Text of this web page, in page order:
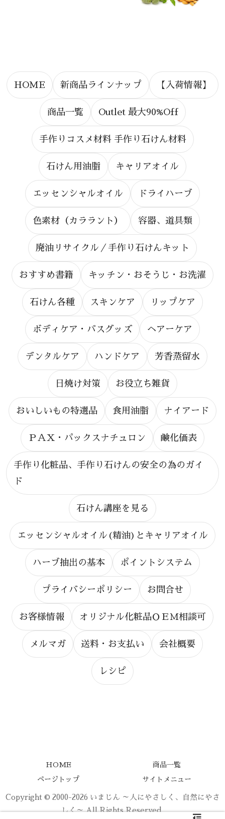
HOME 新商品ラインナップ 【入荷情報】
商品一覧 Outlet 最大90%Off
手作りコスメ材料 手作り石けん材料
石けん用油脂 キャリアオイル
エッセンシャルオイル ドライハーブ
色素材（カララント） 容器、道具類
廃油リサイクル／手作り石けんキット
おすすめ書籍 キッチン・おそうじ・お洗濯
石けん各種 スキンケア リップケア
ボディケア・バスグッズ ヘアーケア
デンタルケア ハンドケア 芳香蒸留水
日焼け対策 お役立ち雑貨
おいしいもの特選品 食用油脂 ナイアード
ＰＡＸ・パックスナチュロン 鹸化価表
手作り化粧品、手作り石けんの安全の為のガイ
ド
石けん講座を見る
エッセンシャルオイル(精油)とキャリアオイル
ハーブ抽出の基本 ポイントシステム
プライバシーポリシー お問合せ
お客様情報 オリジナル化粧品ＯＥＭ相談可
メルマガ 送料・お支払い 会社概要
レシピ
HOME 商品一覧
ページトップ サイトメニュー
Copyright © 2000-2026 いまじん ～人にやさしく、自然にやさ
しく～ All Rights Reserved.